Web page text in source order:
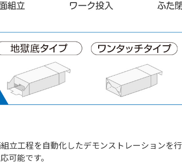
立工程を自動化したデモンストレーションを
可能です。